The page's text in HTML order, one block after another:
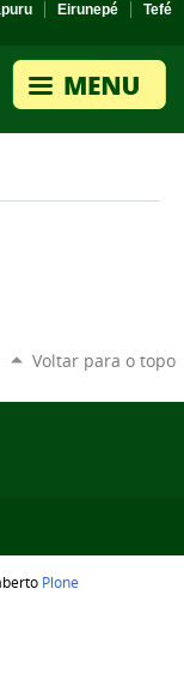
Eirunepé
Tefé
Voltar para o topo
Plone